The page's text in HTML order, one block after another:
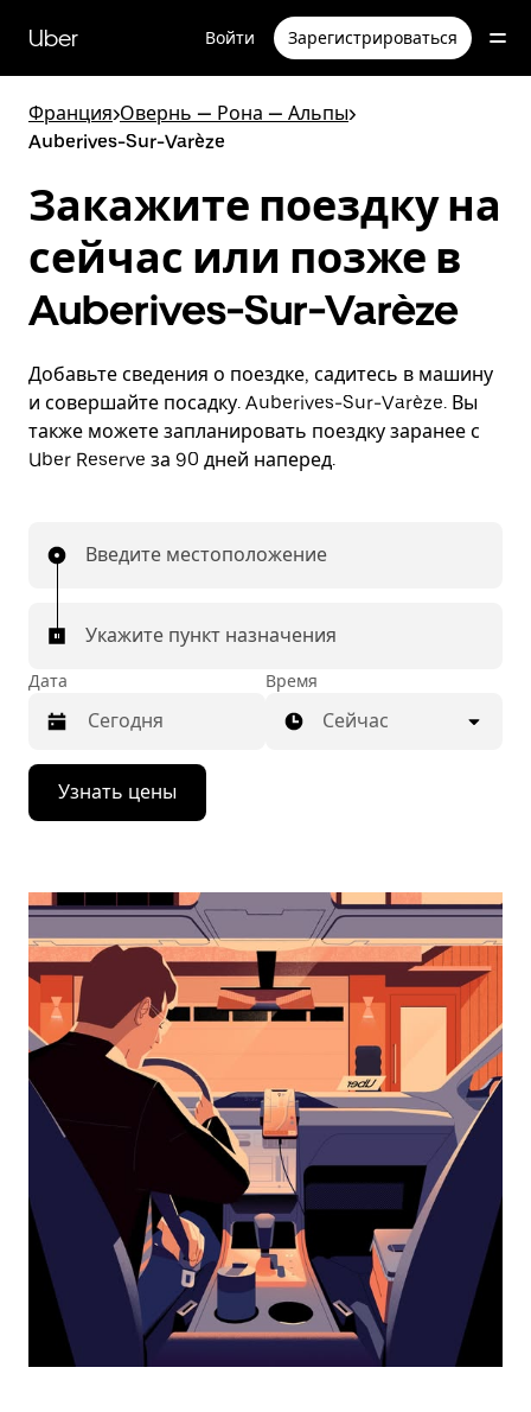
перейти
к
содержимому
Uber Войти Зарегистрироваться
Франция>Овернь — Рона — Альпы>
Auberives-Sur-Varèze
Закажите поездку на
сейчас или позже в
Auberives-Sur-Varèze
Добавьте сведения о поездке, садитесь в машину
и совершайте посадку. Auberives-Sur-Varèze. Вы
также можете запланировать поездку заранее с
Uber Reserve за 90 дней наперед.
Введите местоположение
Укажите пункт назначения
Дата
Нажмите
стрелку
вниз,
календарю
выбрать
дату.
Чтобы
закрыть
календарь,
нажмите
Esc.
Время
Сейчас
Узнать цены